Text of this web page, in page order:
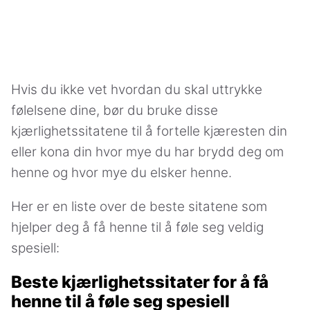
Hvis du ikke vet hvordan du skal uttrykke
følelsene dine, bør du bruke disse
kjærlighetssitatene til å fortelle kjæresten din
eller kona din hvor mye du har brydd deg om
henne og hvor mye du elsker henne.
Her er en liste over de beste sitatene som
hjelper deg å få henne til å føle seg veldig
spesiell:
Beste kjærlighetssitater for å få
henne til å føle seg spesiell